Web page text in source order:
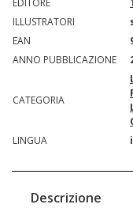
EDITORE
ILLUSTRATORI
EAN
ANNO PUBBLICAZIONE
CATEGORIA
LINGUA
Descrizione